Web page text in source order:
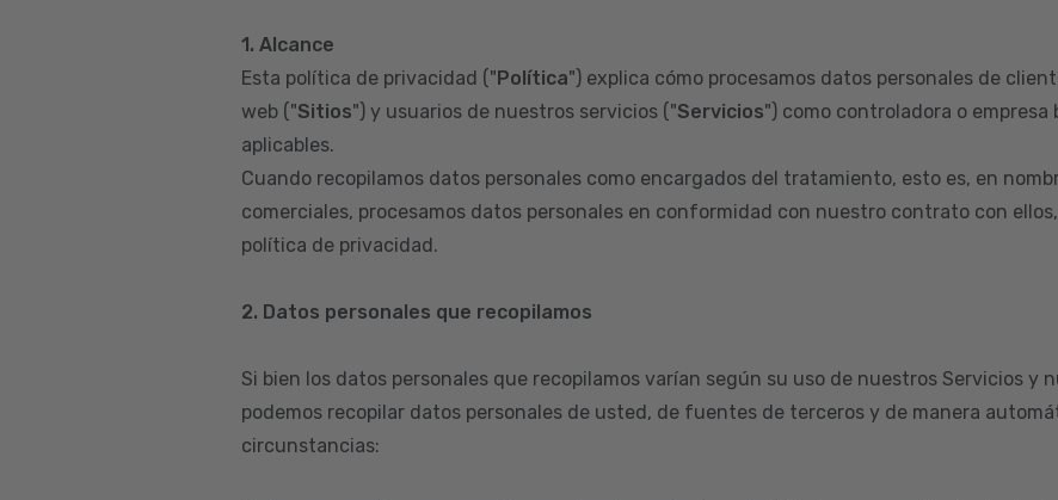
1. Alcance
Esta política de privacidad ("Política") explica cómo procesamos datos personales de
web ("Sitios") y usuarios de nuestros servicios ("Servicios") como controladora o
aplicables.
Cuando recopilamos datos personales como encargados del tratamiento, esto es, en
comerciales, procesamos datos personales en conformidad con nuestro contrato con
política de privacidad.
2. Datos personales que recopilamos
Si bien los datos personales que recopilamos varían según su uso de nuestros Servicios y
podemos recopilar datos personales de usted, de fuentes de terceros y de manera
circunstancias: